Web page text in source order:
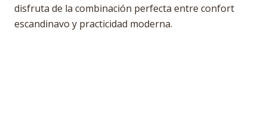
disfruta de la combinación perfecta entre confort
escandinavo y practicidad moderna.